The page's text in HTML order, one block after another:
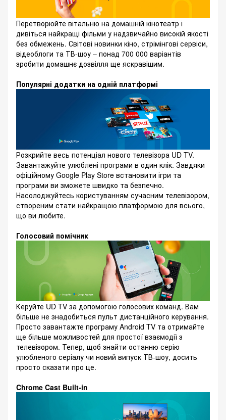
Перетворюйте вітальню на домашній кінотеатр і
дивіться найкращі фільми у надзвичайно високій якості
без обмежень. Світові новинки кіно, стрімінгові сервіси,
відеоблоги та ТВ-шоу – понад 700 000 варіантів
зробити домашнє дозвілля ще яскравішим.
Популярні додатки на одній платформі
Розкрийте весь потенціал нового телевізора UD TV.
Завантажуйте улюблені програми в один клік. Завдяки
офіційному Google Play Store встановити ігри та
програми ви зможете швидко та безпечно.
Насолоджуйтесь користуванням сучасним телевізором,
створеним стати найкращою платформою для всього,
що ви любите.
Голосовий помічник
Керуйте UD TV за допомогою голосових команд. Вам
більше не знадобиться пульт дистанційного керування.
Просто завантажте програму Android TV та отримайте
ще більше можливостей для простої взаємодії з
телевізором. Тепер, щоб знайти останню серію
улюбленого серіалу чи новий випуск ТВ-шоу, досить
просто сказати про це.
Chrome Cast Built-in